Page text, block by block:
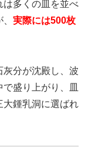
は多くの皿を並べ
実際には500枚
灰分が沈殿し、波
盛り上がり、皿
大鍾乳洞に選ばれ